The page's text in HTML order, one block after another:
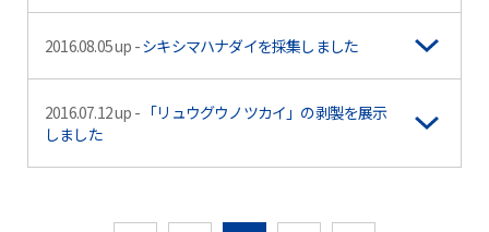
2016.08.05 up -シキシマハナダイを採集しました
2016.07.12 up - 「リュウグウノツカイ」の剥製を展示
しました